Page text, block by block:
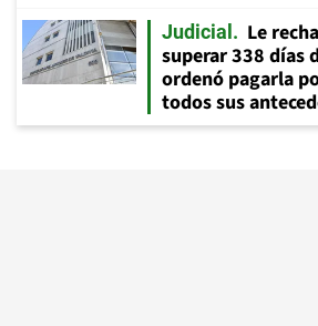
Judicial
Le
superar 338 días
ordenó pagarla
todos sus